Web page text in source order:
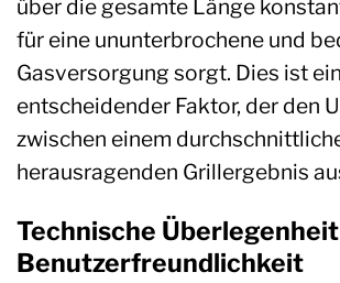
über die gesamte Länge
für eine ununterbrochene und
Gasversorgung sorgt. Dies ist ein
entscheidender Faktor, der den
zwischen einem
herausragenden Grillergebnis
Technische
Benutzerfreundlichkeit